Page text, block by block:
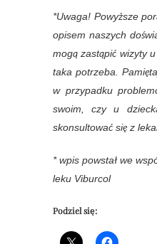
*Uwaga! Powyższe
opisem naszych
mogą zastąpić wizyty
taka potrzeba.
w przypadku
swoim, czy u
skonsultować się z
* wpis powstał we
leku Viburcol
Podziel się: